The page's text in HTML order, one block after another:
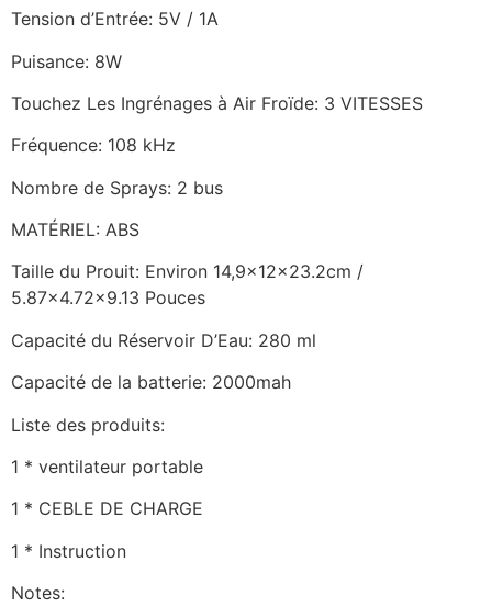
Tension d’Entrée: 5V / 1A
Puisance: 8W
Touchez Les Ingrénages à Air Froïde: 3 VITESSES
Fréquence: 108 kHz
Nombre de Sprays: 2 bus
MATÉRIEL: ABS
Taille du Prouit: Environ 14,9x12x23.2cm /
5.87×4.72×9.13 Pouces
Capacité du Réservoir D’Eau: 280 ml
Capacité de la batterie: 2000mah
Liste des produits:
1 * ventilateur portable
1 * CEBLE DE CHARGE
1 * Instruction
Notes: